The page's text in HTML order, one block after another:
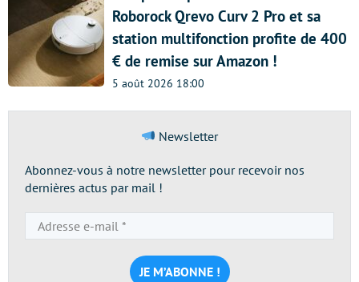
Roborock Qrevo Curv 2 Pro et sa
station multifonction profite de 400
€ de remise sur Amazon !
5 août 2026 18:00
Newsletter
Abonnez-vous à notre newsletter pour recevoir nos
dernières actus par mail !
e-
mail
*